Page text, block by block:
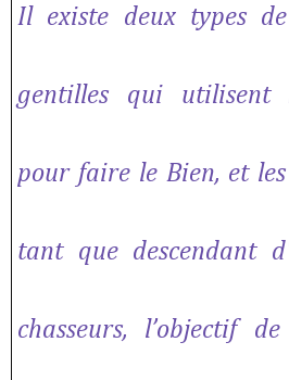
Il existe deux types
gentilles qui utilisent
pour faire le Bien, et les
tant que descendant
chasseurs, l’objectif